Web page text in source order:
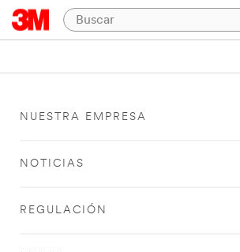
NUESTRA EMPRESA
NOTICIAS
REGULACIÓN